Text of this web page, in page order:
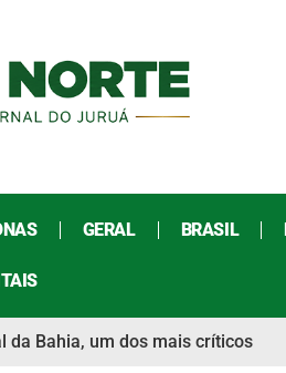
GERAL BRASIL
da Bahia, um dos mais críticos